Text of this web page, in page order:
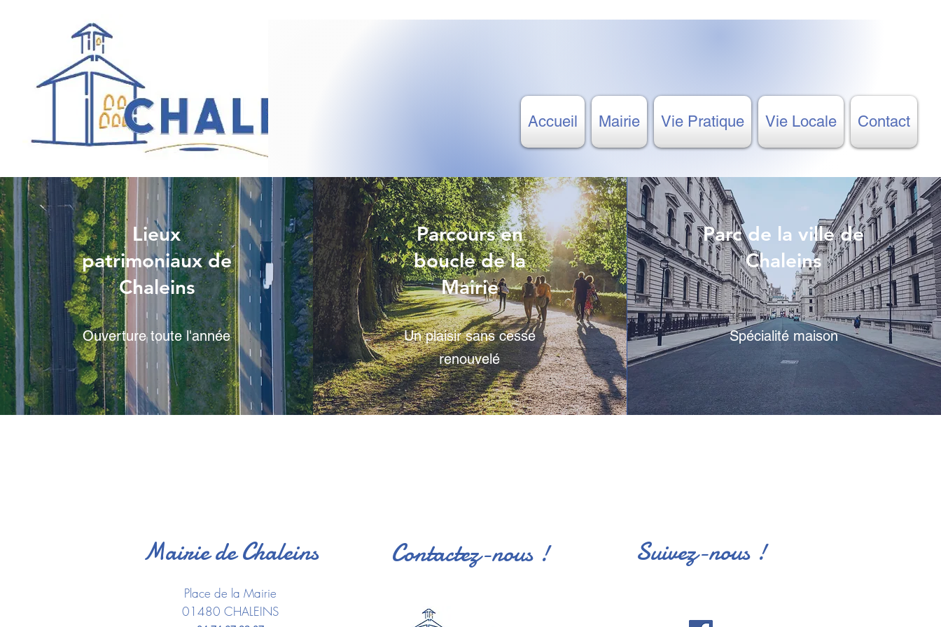
Accueil Mairie Vie Pratique Vie Locale Contact
Lieux
patrimoniaux de
Chaleins
Ouverture toute l'année
Parcours en
boucle de la
Mairie
Un plaisir sans cesse
renouvelé
Parc de la ville de
Chaleins
Spécialité maison
Mairie de Chaleins
Place de la Mairie
01480 CHALEINS
Contactez-nous ! Suivez-nous !